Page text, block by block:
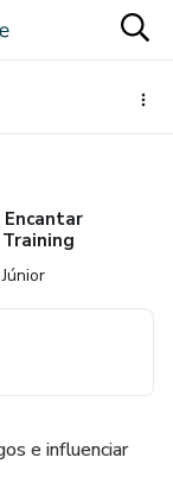
Encantar
e influenciar